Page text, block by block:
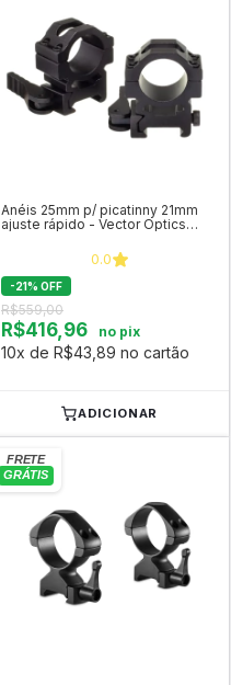
Anéis 25mm p/ picatinny 21mm
ajuste rápido - Vector Optics
0.0
-21% OFF
R$559,00
R$416,96 no pix
10x de R$43,89 no cartão
ADICIONAR